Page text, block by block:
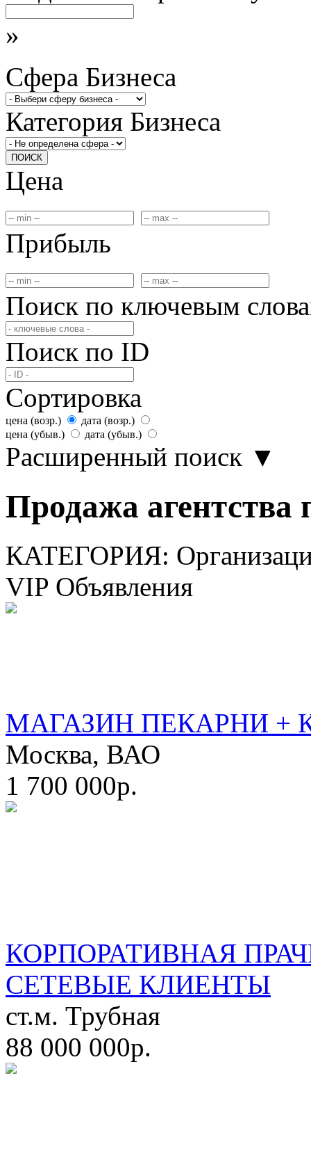
»
Сфера Бизнеса
Категория Бизнеса
ПОИСК
Цена
Прибыль
Поиск по ключевым
Поиск по ID
Сортировка
цена (возр.)
дата (возр.)
цена (убыв.)
дата (убыв.)
Расширенный поиск ▼
Продажа агентства
КАТЕГОРИЯ:
VIP Объявления
МАГАЗИН ПЕКАРНИ +
Москва, ВАО
1 700 000р.
КОРПОРАТИВНАЯ
СЕТЕВЫЕ КЛИЕНТЫ
ст.м. Трубная
88 000 000р.